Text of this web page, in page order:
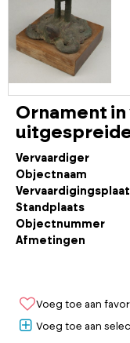
Ornament
Vervaardiger
Objectnaam
Standplaats
Objectnummer
Afmetingen
Voeg toe aan
Voeg toe aan